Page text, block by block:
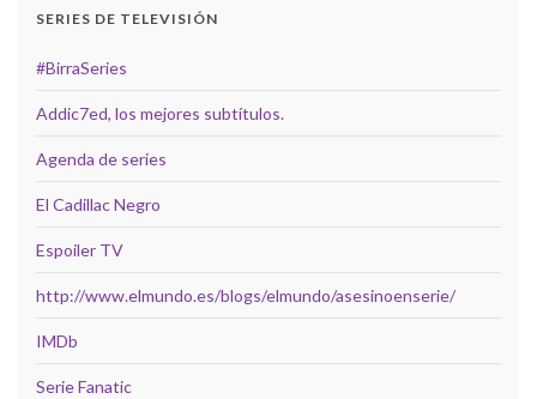
SERIES DE TELEVISIÓN
#BirraSeries
Addic7ed, los mejores subtítulos.
Agenda de series
El Cadillac Negro
Espoiler TV
http://www.elmundo.es/blogs/elmundo/asesinoenserie/
IMDb
Serie Fanatic